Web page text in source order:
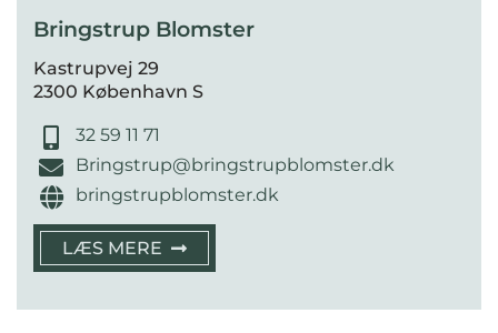
Bringstrup Blomster
Kastrupvej 29
2300 København S
32 59 11 71
Bringstrup@bringstrupblomster.dk
bringstrupblomster.dk
LÆS MERE